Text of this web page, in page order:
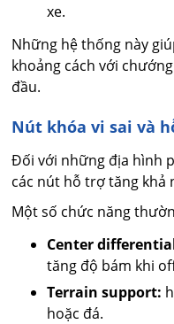
xe.
Những hệ thống này
khoảng cách với
đầu.
Nút khóa vi sai và
Đối với những địa hình
các nút hỗ trợ tăng khả
Một số chức năng
Center
tăng độ bám khi
Terrain support:
hoặc đá.